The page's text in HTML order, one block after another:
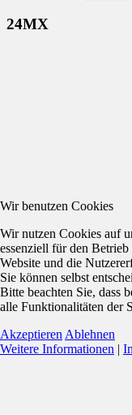
24MX
Wir benutzen Cookies
Wir nutzen Cookies auf
essenziell für den
Website und die
Sie können selbst
Bitte beachten Sie, dass
alle Funktionalitäten der
Akzeptieren Ablehnen
Weitere Informationen |